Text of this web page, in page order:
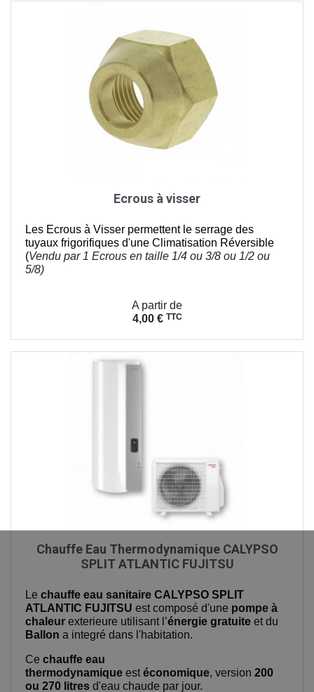
Ecrous à visser
Les Ecrous à Visser permettent le serrage des
tuyaux frigorifiques d'une Climatisation Réversible
(Vendu par 1 Ecrous en taille 1/4 ou 3/8 ou 1/2 ou
5/8)
A partir de
4,00 € TTC
Chauffe Eau Thermodynamique CALYPSO
SPLIT ATLANTIC FUJITSU
Le chauffe eau sanitaire CALYPSO SPLIT
ATLANTIC FUJITSU est composé d'une pompe à
chaleur exterieure utilisant l’énergie gratuite et du
Ballon a integré dans l'habitation.
Ce chauffe eau
thermodynamique estéconomique, version 200
ou 270 litres d'eau chaude par jour.